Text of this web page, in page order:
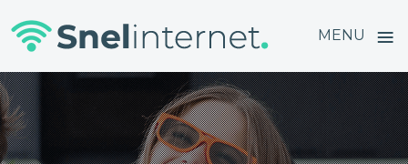
MENU ≡
Skip
to
content